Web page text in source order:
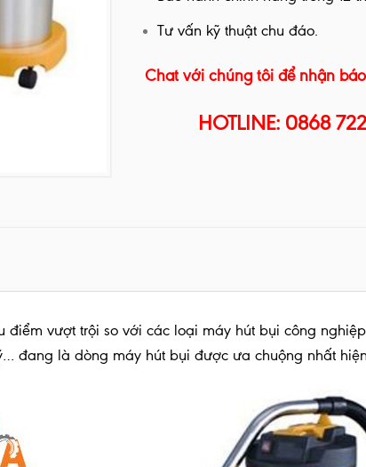
Tư vấn kỹ thuật chu đáo.
Chat với chúng tôi để nhận
HOTLINE: 0868
điểm vượt trội so với các loại máy hút bụi công
đang là dòng máy hút bụi được ưa chuộng nhất